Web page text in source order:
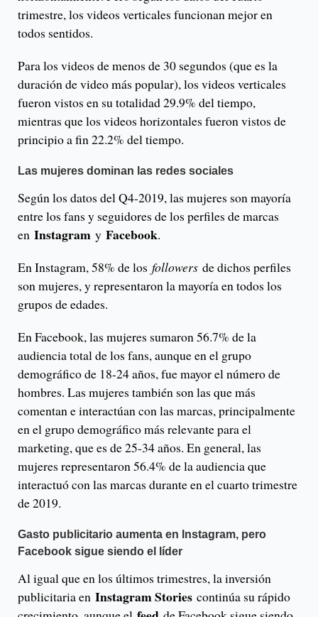
trimestre, los videos verticales funcionan mejor en
todos sentidos.
Para los videos de menos de 30 segundos (que es la
duración de video más popular), los videos verticales
fueron vistos en su totalidad 29.9% del tiempo,
mientras que los videos horizontales fueron vistos de
principio a fin 22.2% del tiempo.
Las mujeres dominan las redes sociales
Según los datos del Q4-2019, las mujeres son mayoría
entre los fans y seguidores de los perfiles de marcas
en Instagram y Facebook.
En Instagram, 58% de los followers de dichos perfiles
son mujeres, y representaron la mayoría en todos los
grupos de edades.
En Facebook, las mujeres sumaron 56.7% de la
audiencia total de los fans, aunque en el grupo
demográfico de 18-24 años, fue mayor el número de
hombres. Las mujeres también son las que más
comentan e interactúan con las marcas, principalmente
en el grupo demográfico más relevante para el
marketing, que es de 25-34 años. En general, las
mujeres representaron 56.4% de la audiencia que
interactuó con las marcas durante en el cuarto trimestre
de 2019.
Gasto publicitario aumenta en Instagram, pero
Facebook sigue siendo el líder
Al igual que en los últimos trimestres, la inversión
publicitaria en Instagram Stories continúa su rápido